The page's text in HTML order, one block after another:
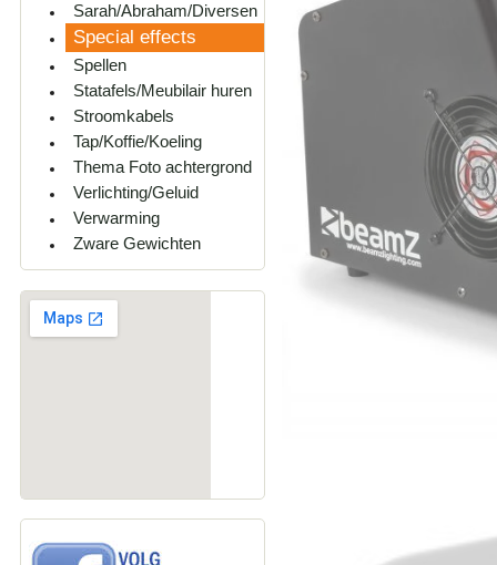
Sarah/Abraham/Diversen
Special effects
Spellen
Statafels/Meubilair huren
Stroomkabels
Tap/Koffie/Koeling
Thema Foto achtergrond
Verlichting/Geluid
Verwarming
Zware Gewichten